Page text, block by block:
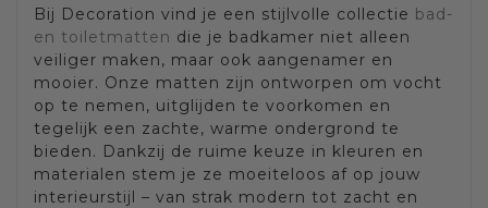
Bij Decoration vind je een stijlvolle collectie bad-
en toiletmatten die je badkamer niet alleen
veiliger maken, maar ook aangenamer en
mooier. Onze matten zijn ontworpen om vocht
op te nemen, uitglijden te voorkomen en
tegelijk een zachte, warme ondergrond te
bieden. Dankzij de ruime keuze in kleuren en
materialen stem je ze moeiteloos af op jouw
interieurstijl – van strak modern tot zacht en